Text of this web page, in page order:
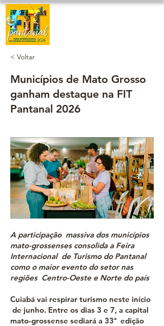
< Voltar
Municípios de Mato Grosso
ganham destaque na FIT
Pantanal 2026
A participação massiva dos municípios
mato-grossenses consolida a Feira
Internacional de Turismo do Pantanal
como o maior evento do setor nas
regiões Centro-Oeste e Norte do país
Cuiabá vai respirar turismo neste início
de junho. Entre os dias 3 e 7, a capital
mato-grossense sediará a 33ª edição